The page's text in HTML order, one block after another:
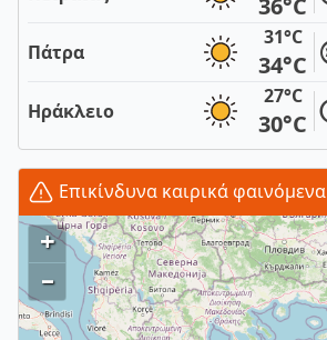
36°C
Πάτρα
31°C
34°C
Ηράκλειο
27°C
30°C
Επικίνδυνα καιρικά φαινόμενα
+
–